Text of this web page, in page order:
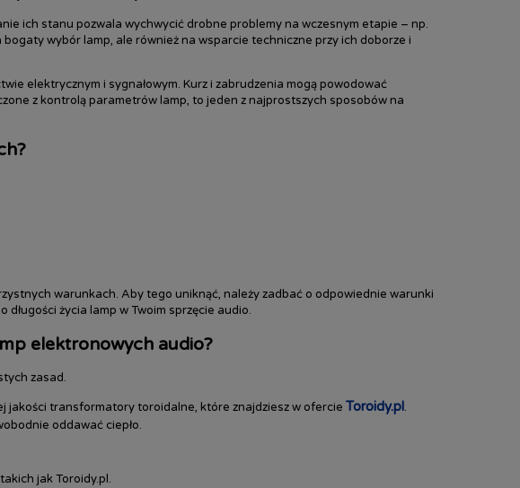
ich stanu pozwala wychwycić drobne problemy na wczesnym etapie – np.
wybór lamp, ale również na wsparcie techniczne przy ich doborze i
elektrycznym i sygnałowym. Kurz i zabrudzenia mogą powodować
z kontrolą parametrów lamp, to jeden z najprostszych sposobów na
warunkach. Aby tego uniknąć, należy zadbać o odpowiednie warunki
życia lamp w Twoim sprzęcie audio.
elektronowych audio?
zasad.
jakości transformatory toroidalne, które znajdziesz w ofercie Toroidy.pl.
oddawać ciepło.
jak Toroidy.pl.